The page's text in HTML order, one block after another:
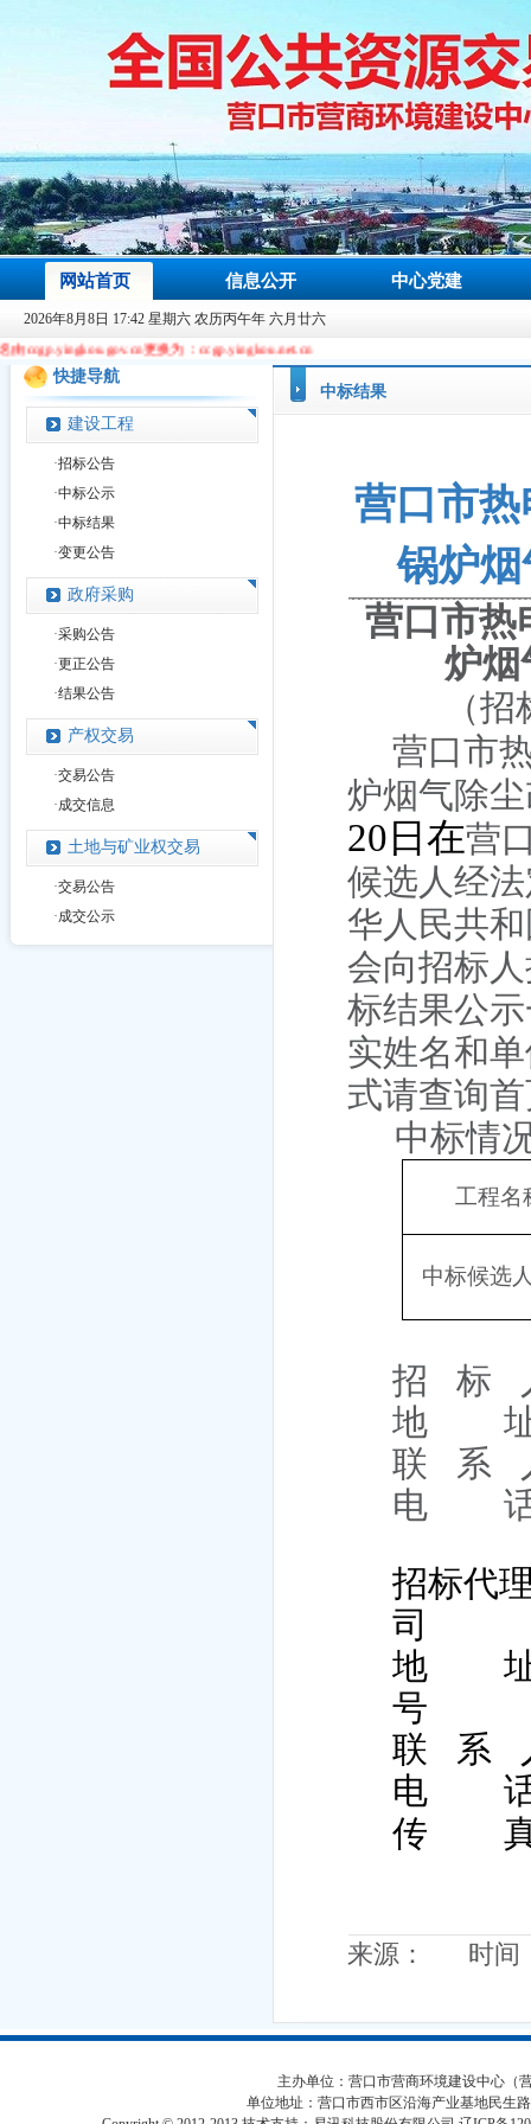
网站首页 信息公开 中心党建
2026年8月8日 17:42 星期六 农历丙午年 六月廿六
更换为：ccgp.yingkou.net.cn
快捷导航
建设工程
·招标公告
·中标公示
·中标结果
·变更公告
政府采购
·采购公告
·更正公告
·结果公告
产权交易
·交易公告
·成交信息
土地与矿业权交易
·交易公告
·成交公示
中标结果
营口市
锅炉
营口市热
炉烟
（
营口市
炉烟气除
20 日在营
候选人经
华人民共
会向招标
标结果公
实姓名和
式请查询首
中标情
工程名
中标候选
招 标
地
联
系
电
招标代
司
地
号
联
系
电
传
来源： 时间
主办单位：营口市营商环境建设中心（
单位地址：营口市西市区沿海产业基地民生